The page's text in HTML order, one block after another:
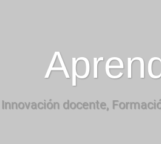
Innovación docente,